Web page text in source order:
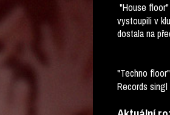
"House
vystoupili v
dostala na
"Techno
Records singl